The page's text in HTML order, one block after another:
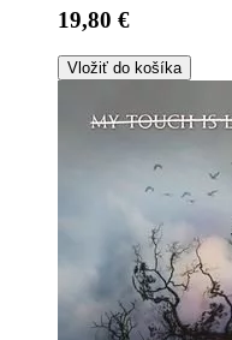
19,80 €
Vložiť do košíka